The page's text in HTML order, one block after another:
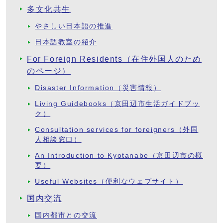
多文化共生
やさしい日本語の推進
日本語教室の紹介
For Foreign Residents（在住外国人のため
のページ）
Disaster Information（災害情報）
Living Guidebooks（京田辺市生活ガイドブッ
ク）
Consultation services for foreigners（外国
人相談窓口）
An Introduction to Kyotanabe（京田辺市の概
要）
Useful Websites（便利なウェブサイト）
国内交流
国内都市との交流